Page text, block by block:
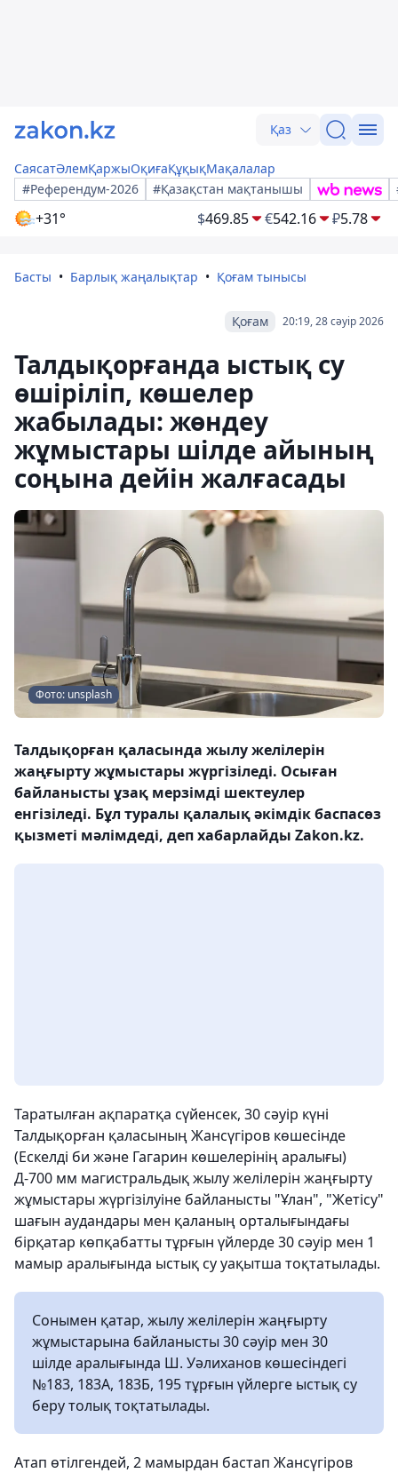
Қаз
СаясатӘлемҚаржыОқиғаҚұқықМақалалар
#Референдум-2026
#Қазақстан мақтанышы
+31° $469.85 €542.16 ₽5.78
Басты Барлық жаңалықтар Қоғам тынысы
20:19, 28 сәуір 2026
Қоғам
Талдықорғанда ыстық су
өшіріліп, көшелер
жабылады: жөндеу
жұмыстары шілде айының
соңына дейін жалғасады
Фото: unsplash
Талдықорған қаласында жылу желілерін
жаңғырту жұмыстары жүргізіледі. Осыған
байланысты ұзақ мерзімді шектеулер
енгізіледі. Бұл туралы қалалық әкімдік баспасөз
қызметі мәлімдеді, деп хабарлайды Zakon.kz.
Таратылған ақпаратқа сүйенсек, 30 сәуір күні
Талдықорған қаласының Жансүгіров көшесінде
(Ескелді би және Гагарин көшелерінің аралығы)
Д-700 мм магистральдық жылу желілерін жаңғырту
жұмыстары жүргізілуіне байланысты "Ұлан", "Жетісу"
шағын аудандары мен қаланың орталығындағы
бірқатар көпқабатты тұрғын үйлерде 30 сәуір мен 1
мамыр аралығында ыстық су уақытша тоқтатылады.
Сонымен қатар, жылу желілерін жаңғырту
жұмыстарына байланысты 30 сәуір мен 30
шілде аралығында Ш. Уәлиханов көшесіндегі
№183, 183А, 183Б, 195 тұрғын үйлерге ыстық су
беру толық тоқтатылады.
Атап өтілгендей, 2 мамырдан бастап Жансүгіров